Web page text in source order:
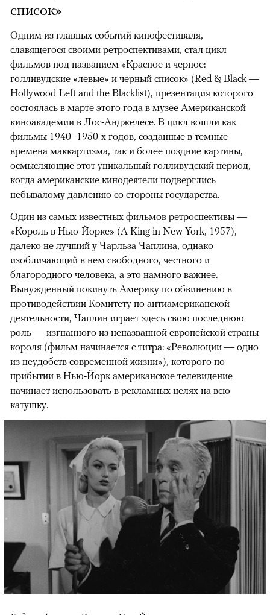
список»
Одним из главных событий кинофестиваля,
славящегося своими ретроспективами, стал цикл
фильмов под названием «Красное и черное:
голливудские «левые» и черный список» (Red & Black —
Hollywood Left and the Blacklist), презентация которого
состоялась в марте этого года в музее Американской
киноакадемии в Лос-Анджелесе. В цикл вошли как
фильмы 1940–1950-х годов, созданные в темные
времена маккартизма, так и более поздние картины,
осмысляющие этот уникальный голливудский период,
когда американские кинодеятели подверглись
небывалому давлению со стороны государства.
Один из самых известных фильмов ретроспективы —
«Король в Нью-Йорке» (A King in New York, 1957),
далеко не лучший у Чарльза Чаплина, однако
изобличающий в нем свободного, честного и
благородного человека, а это намного важнее.
Вынужденный покинуть Америку по обвинению в
противодействии Комитету по антиамериканской
деятельности, Чаплин играет здесь свою последнюю
роль — изгнанного из неназванной европейской страны
короля (фильм начинается с титра: «Революции — одно
из неудобств современной жизни»), которого по
прибытии в Нью-Йорк американское телевидение
начинает использовать в рекламных целях на всю
катушку.